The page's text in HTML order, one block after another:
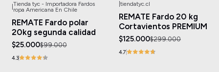
-75%OFF
Tienda tyc - Importadora Fardos
ropa Americana En Chile
REMATE Fardo polar
20kg segunda calidad
$25.000$99.000
4.3
tiendatyc.cl
REMATE Fardo 20 kg
Cortavientos PREMIUM
$125.000$299.000
4.7